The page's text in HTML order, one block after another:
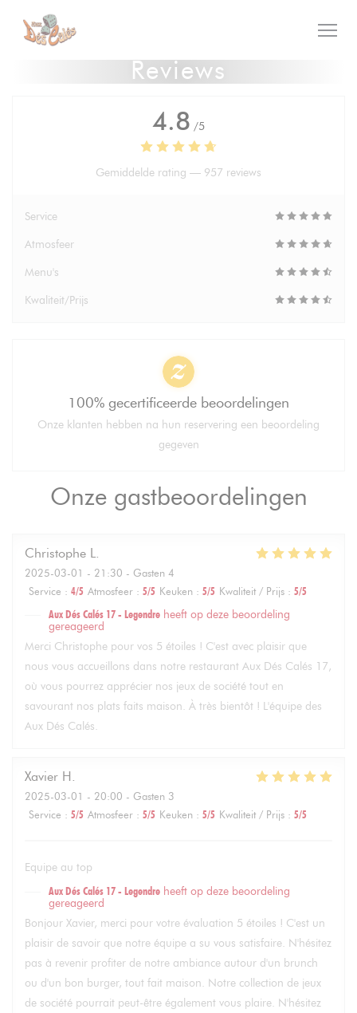
Cookies beheer paneel
Reviews
Onze gastbeoordelingen
Christophe L
2025-03-01 - 21:30 - Gasten 4
Service : 4/5 Atmosfeer : 5/5 Keuken : 5/5 Kwaliteit / Prijs : 5/5
Aux Dés Calés 17 - Legendre heeft op deze beoordeling
gereageerd
Merci Christophe pour vos 5 étoiles ! C'est avec plaisir que
nous vous accueillons dans notre restaurant Aux Dés Calés 17,
où vous pourrez apprécier nos jeux de société tout en
savourant nos plats faits maison. À très bientôt ! L'équipe des
Aux Dés Calés.
Xavier H
2025-03-01 - 20:00 - Gasten 3
Service : 5/5 Atmosfeer : 5/5 Keuken : 5/5 Kwaliteit / Prijs : 5/5
Equipe au top
Aux Dés Calés 17 - Legendre heeft op deze beoordeling
gereageerd
Bonjour Xavier, merci pour votre évaluation 5 étoiles ! C'est un
plaisir de savoir que notre équipe a su vous satisfaire. N'hésitez
pas à revenir profiter de notre ambiance autour d'un brunch
ou d'un bon burger, tout fait maison. Notre collection de jeux
de société pourrait peut-être également vous plaire. N'hésitez
4.8 /5
Gemiddelde rating — 957 reviews
Service
Atmosfeer
Menu's
Kwaliteit/Prijs
100% gecertificeerde beoordelingen
Onze klanten hebben na hun reservering een beoordeling
gegeven